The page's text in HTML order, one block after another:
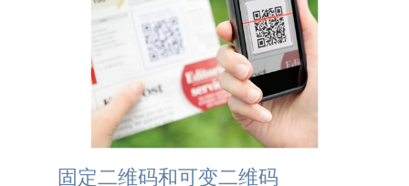
固定二维码和可变二维码